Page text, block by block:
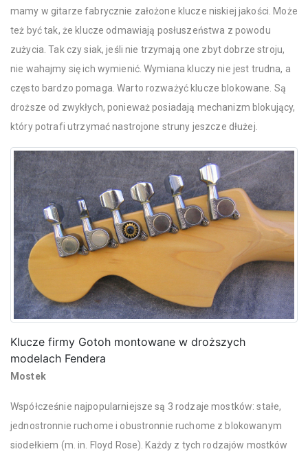
mamy w gitarze fabrycznie założone klucze niskiej jakości. Może
też być tak, że klucze odmawiają posłuszeństwa z powodu
zużycia. Tak czy siak, jeśli nie trzymają one zbyt dobrze stroju,
nie wahajmy się ich wymienić. Wymiana kluczy nie jest trudna, a
często bardzo pomaga. Warto rozważyć klucze blokowane. Są
droższe od zwykłych, ponieważ posiadają mechanizm blokujący,
który potrafi utrzymać nastrojone struny jeszcze dłużej.
Klucze firmy Gotoh montowane w droższych
modelach Fendera
Mostek
Współcześnie najpopularniejsze są 3 rodzaje mostków: stałe,
jednostronnie ruchome i obustronnie ruchome z blokowanym
siodełkiem (m. in. Floyd Rose). Każdy z tych rodzajów mostków